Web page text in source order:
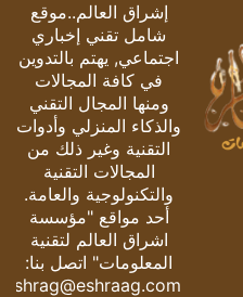
إشراق العالم..موقع
شامل تقني إخباري
اجتماعي, يهتم بالتدوين
في كافة المجالات
ومنها المجال التقني
والذكاء المنزلي وأدوات
التقنية وغير ذلك من
المجالات التقنية
والتكنولوجية والعامة.
أحد مواقع "مؤسسة
اشراق العالم لتقنية
المعلومات" اتصل بنا:
eshrag@eshraag.com